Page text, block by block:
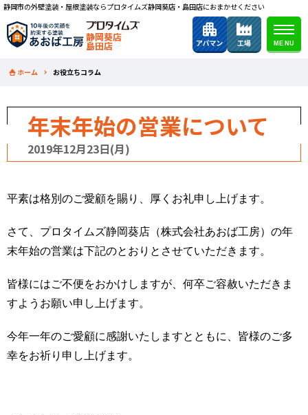
静岡市の外壁塗装・屋根塗装ならプロタイムズ静岡葵店・島田店におまかせください
静岡葵店
島田店
ホーム お役立ちコラム
年末年始の営業について
2019年12月23日(月)
平素は格別のご愛顧を賜り、厚くお礼申し上げます。
さて、プロタイムズ静岡葵店（株式会社あおば工房）の年
末年始の営業は下記のとおりとさせていただきます。
皆様にはご不便をおかけしますが、何卒ご容赦いただきま
すようお願い申し上げます。
今年一年のご愛顧に感謝いたしますとともに、皆様のご多
幸をお祈り申し上げます。